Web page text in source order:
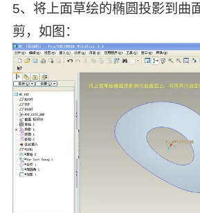
5、将上面草绘的椭圆投影到曲
剪，如图：